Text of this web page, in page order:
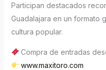
Participan destacados
Guadalajara en un formato
cultura popular.
Compra de entradas
www.maxitoro.com